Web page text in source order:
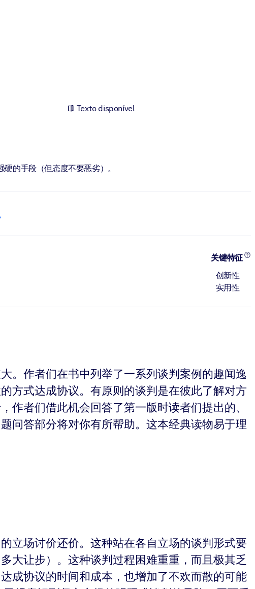
Texto disponível
的手段（但态度不要恶劣）。
关键特征
创新性
实用性
。作者们在书中列举了一系列谈判案例的趣闻逸
方式达成协议。有原则的谈判是在彼此了解对方
者们借此机会回答了第一版时读者们提出的、
问答部分将对你有所帮助。这本经典读物易于理
立场讨价还价。这种站在各自立场的谈判形式要
大让步）。这种谈判过程困难重重，而且极其乏
成协议的时间和成本，也增加了不欢而散的可能